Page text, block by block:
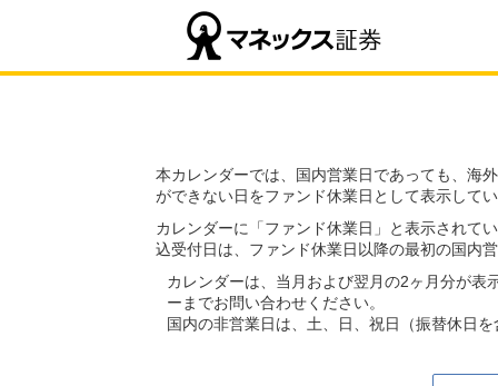
本カレンダーでは、国内営業日であっても、海
ができない日をファンド休業日として表示して
カレンダーに「ファンド休業日」と表示されて
込受付日は、ファンド休業日以降の最初の国内
カレンダーは、当月および翌月の2ヶ月分が表
ーまでお問い合わせください。
国内の非営業日は、土、日、祝日（振替休日